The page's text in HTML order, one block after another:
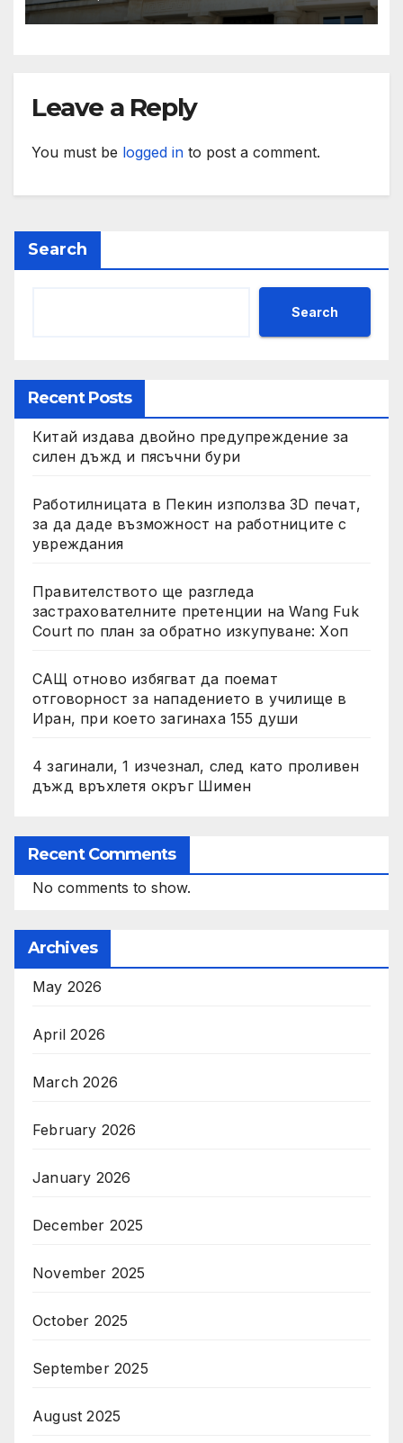
Leave a Reply
You must be logged in to post a comment.
Search
Search
Recent Posts
Китай издава двойно предупреждение за
силен дъжд и пясъчни бури
Работилницата в Пекин използва 3D печат,
за да даде възможност на работниците с
увреждания
Правителството ще разгледа
застрахователните претенции на Wang Fuk
Court по план за обратно изкупуване: Хоп
САЩ отново избягват да поемат
отговорност за нападението в училище в
Иран, при което загинаха 155 души
4 загинали, 1 изчезнал, след като проливен
дъжд връхлетя окръг Шимен
Recent Comments
No comments to show.
Archives
May 2026
April 2026
March 2026
February 2026
January 2026
December 2025
November 2025
October 2025
September 2025
August 2025